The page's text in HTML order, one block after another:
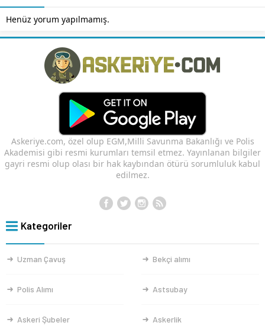
Henüz yorum yapılmamış.
Askeriye.com, özel olup EGM,Milli Savunma Bakanlığı ve Polis
Akademisi gibi resmi kurumları temsil etmez. Yayınlanan bilgiler
gayri resmi olup olası bir hak kaybından ötürü sorumluluk kabul
edilmez.
Kategoriler
Uzman Çavuş Bekçi alımı
Polis Alımı Astsubay
Askeri Şubeler Askerlik